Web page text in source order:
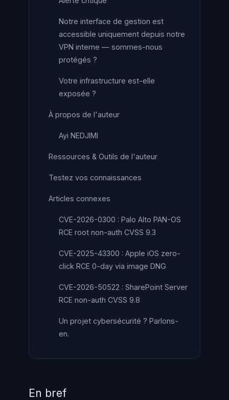
Notre interface de gestion est
accessible uniquement depuis notre
VPN interne — sommes-nous
protégés ?
Votre infrastructure est-elle
exposée ?
À propos de l'auteur
Ayi NEDJIMI
Ressources & Outils de l'auteur
Testez vos connaissances
Articles connexes
CVE-2026-0300 : Palo Alto PAN-OS
RCE root non-auth CVSS 9.3
CVE-2025-43300 : Apple iOS zero-
click RCE 0-day via image DNG
CVE-2026-50522 : SharePoint Server
RCE non-auth CVSS 9.8
Un projet cybersécurité ? Parlons-
en.
En bref